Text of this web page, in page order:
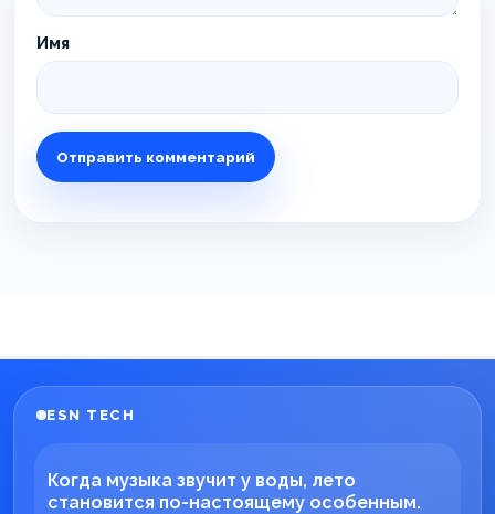
Имя
ESN TECH
Когда музыка звучит у воды, лето
становится по-настоящему особенным.